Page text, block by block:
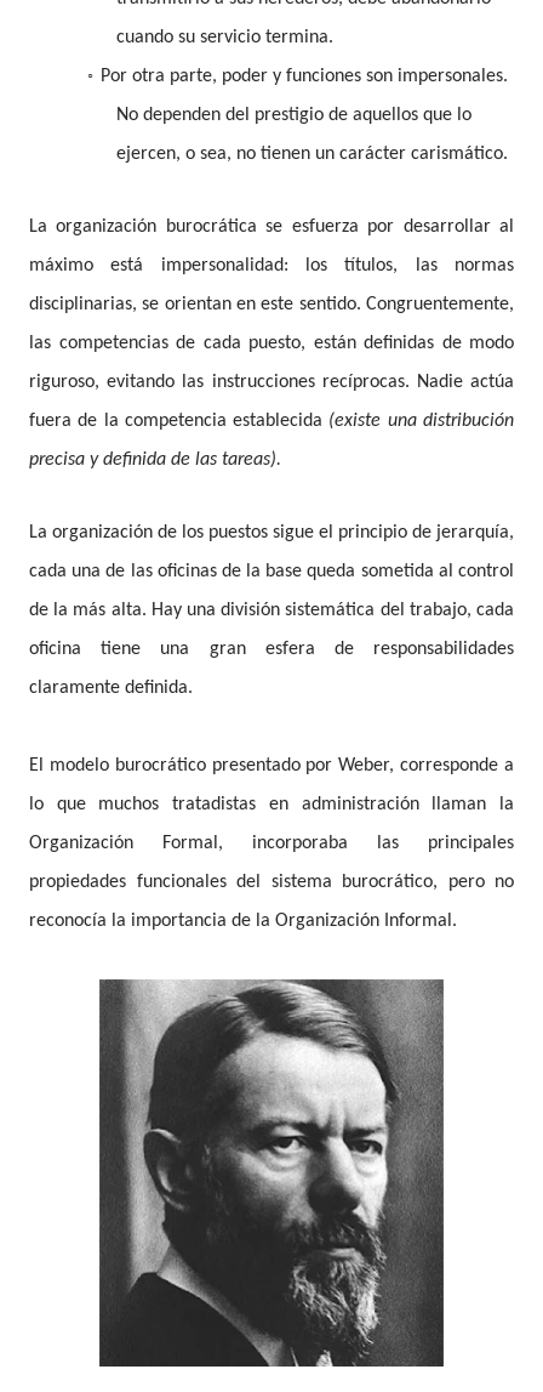
cuando su servicio termina.
◦ Por otra parte, poder y funciones son impersonales.
No dependen del prestigio de aquellos que lo
ejercen, o sea, no tienen un carácter carismático.
La organización burocrática se esfuerza por desarrollar al
máximo está impersonalidad: los títulos, las normas
disciplinarias, se orientan en este sentido. Congruentemente,
las competencias de cada puesto, están definidas de modo
riguroso, evitando las instrucciones recíprocas. Nadie actúa
fuera de la competencia establecida (existe una distribución
precisa y definida de las tareas).
La organización de los puestos sigue el principio de jerarquía,
cada una de las oficinas de la base queda sometida al control
de la más alta. Hay una división sistemática del trabajo, cada
oficina tiene una gran esfera de responsabilidades
claramente definida.
El modelo burocrático presentado por Weber, corresponde a
lo que muchos tratadistas en administración llaman la
Organización Formal, incorporaba las principales
propiedades funcionales del sistema burocrático, pero no
reconocía la importancia de la Organización Informal.